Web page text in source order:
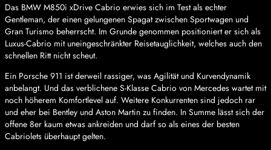
Das BMW M850i xDrive Cabrio erwies sich im Test als echter
Gentleman, der einen gelungenen Spagat zwischen Sportwagen und
Gran Turismo beherrscht. Im Grunde genommen positioniert er sich als
Luxus-Cabrio mit uneingeschränkter Reisetauglichkeit, welches auch den
schnellen Ritt nicht scheut.
Ein Porsche 911 ist derweil rassiger, was Agilität und Kurvendynamik
anbelangt. Und das verblichene S-Klasse Cabrio von Mercedes wartet mit
noch höherem Komfortlevel auf. Weitere Konkurrenten sind jedoch rar
und eher bei Bentley und Aston Martin zu finden. In Summe lässt sich der
offene 8er kaum etwas ankreiden und darf so als eines der besten
Cabriolets überhaupt gelten.